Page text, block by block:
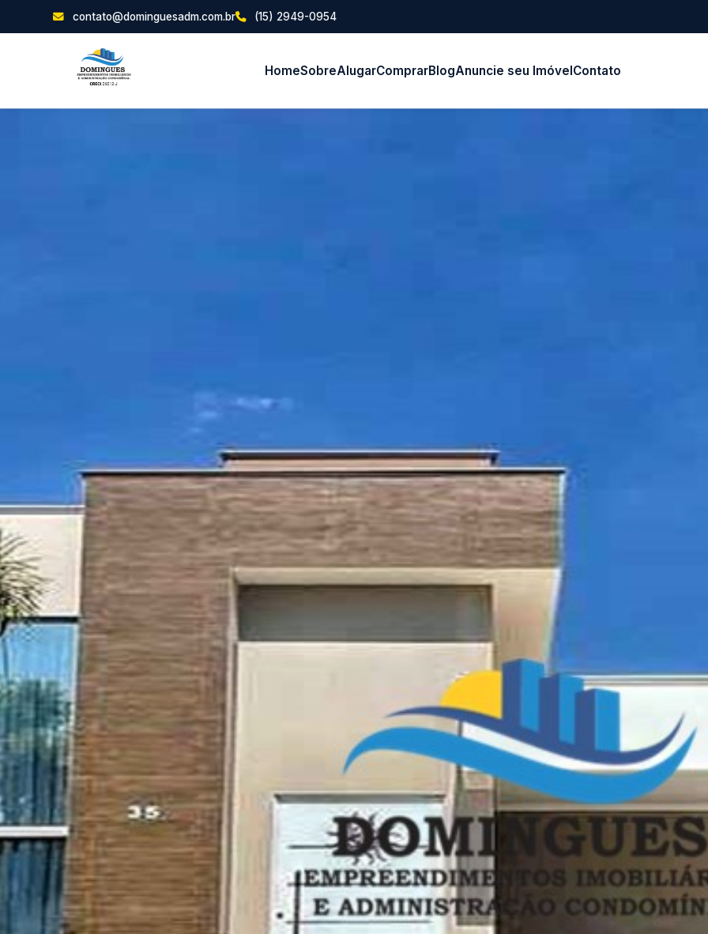
contato@dominguesadm.com.br (15) 2949-0954
HomeSobreAlugarComprarBlogAnuncie seu ImóvelContato